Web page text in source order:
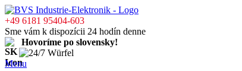
+49 6181 95404-603
Sme vám k dispozícii 24 hodín denne
Hovoríme po slovensky!
Menu